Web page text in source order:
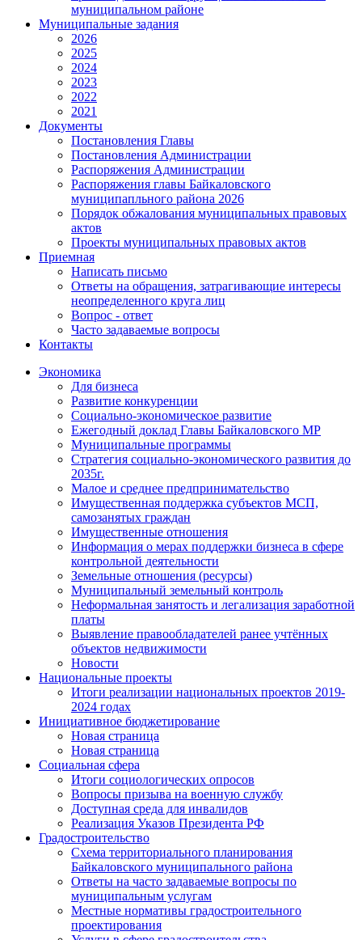
муниципальном районе
Муниципальные задания
2026
2025
2024
2023
2022
2021
Документы
Постановления Главы
Постановления Администрации
Распоряжения Администрации
Распоряжения главы Байкаловского
муниципапльного района 2026
Порядок обжалования муниципальных правовых
актов
Проекты муниципальных правовых актов
Приемная
Написать письмо
Ответы на обращения, затрагивающие интересы
неопределенного круга лиц
Вопрос - ответ
Часто задаваемые вопросы
Контакты
Экономика
Для бизнеса
Развитие конкуренции
Социально-экономическое развитие
Ежегодный доклад Главы Байкаловского МР
Муниципальные программы
Стратегия социально-экономического развития до
2035г.
Малое и среднее предпринимательство
Имущественная поддержка субъектов МСП,
самозанятых граждан
Имущественные отношения
Информация о мерах поддержки бизнеса в сфере
контрольной деятельности
Земельные отношения (ресурсы)
Муниципальный земельный контроль
Неформальная занятость и легализация заработной
платы
Выявление правообладателей ранее учтённых
объектов недвижимости
Новости
Национальные проекты
Итоги реализации национальных проектов 2019-
2024 годах
Инициативное бюджетирование
Новая страница
Новая страница
Социальная сфера
Итоги социологических опросов
Вопросы призыва на военную службу
Доступная среда для инвалидов
Реализация Указов Президента РФ
Градостроительство
Схема территориального планирования
Байкаловского муниципального района
Ответы на часто задаваемые вопросы по
муниципальным услугам
Местные нормативы градостроительного
проектирования